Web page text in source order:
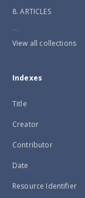
8. ARTICLES
...
View all collections
Indexes
Title
Creator
Contributor
Date
Resource Identifier